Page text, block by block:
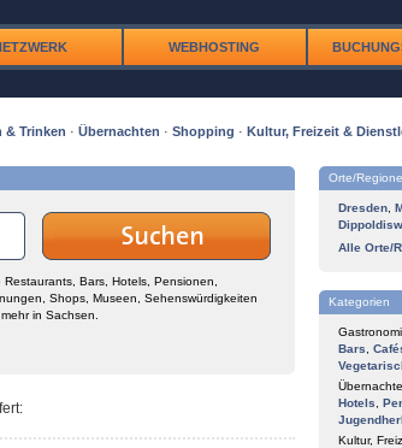
WEBHOSTING
& Trinken · Übernachten · Shopping · Kultur, Freizeit &
Restaurants, Bars, Hotels, Pensionen,
Shops, Museen, Sehenswürdigkeiten
in Sachsen.
:
Orte/
Dresden
Alle Orte/
Kategorien
Bars
Hotels
Kultur,